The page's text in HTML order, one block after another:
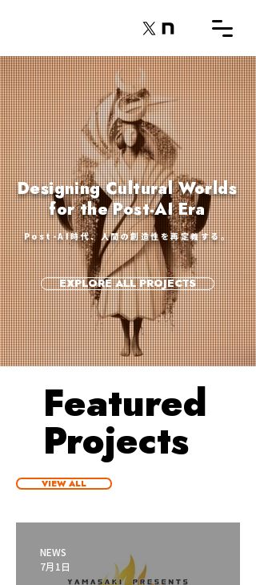
Designing Cultural Worlds
for the Post-AI Era
Post-AI時代、人間の創造性を再定義する。
EXPLORE ALL PROJECTS
Featured
Projects
VIEW ALL
NEWS
7月1日